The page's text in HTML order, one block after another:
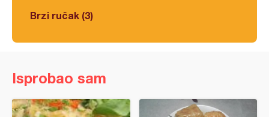
Brzi ručak (3)
Isprobao sam